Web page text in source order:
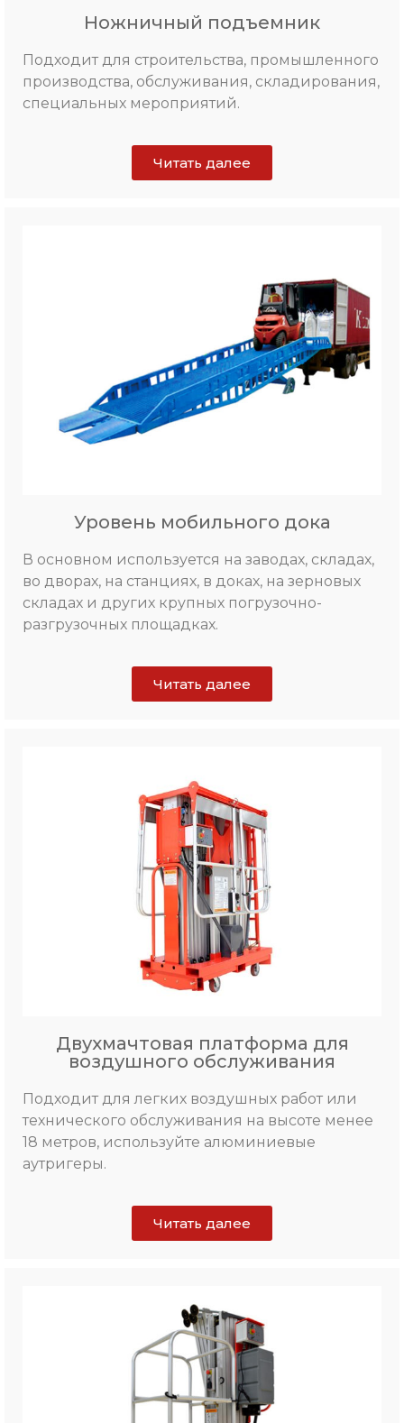
Ножничный подъемник
Подходит для строительства, промышленного
производства, обслуживания, складирования,
специальных мероприятий.
Читать далее
Уровень мобильного дока
В основном используется на заводах, складах,
во дворах, на станциях, в доках, на зерновых
складах и других крупных погрузочно-
разгрузочных площадках.
Читать далее
Двухмачтовая платформа для
воздушного обслуживания
Подходит для легких воздушных работ или
технического обслуживания на высоте менее
18 метров, используйте алюминиевые
аутригеры.
Читать далее